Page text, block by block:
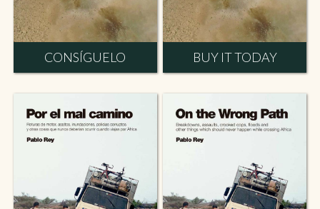
CONSÍGUELO BUY IT TODAY